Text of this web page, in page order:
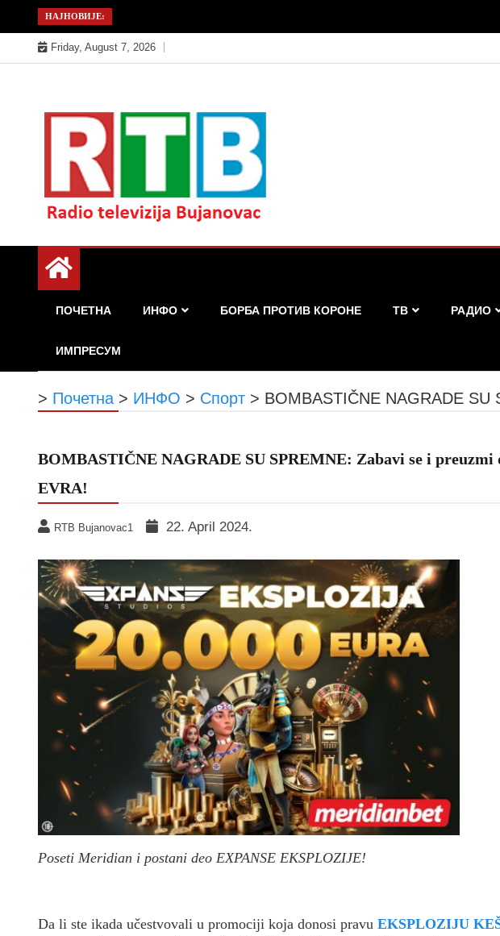
to
content
НАЈНОВИЈЕ:
Friday, August 7, 2026
РТБ Бујановац
ПОЧЕТНА ИНФО БОРБА ПРОТИВ КОРОНЕ ТВ РАДИО
ИМПРЕСУМ
> Почетна > ИНФО > Спорт > BOMBASTIČNE NAGRADE
BOMBASTIČNE NAGRADE SU SPREMNE: Zabavi se i preuzmi
EVRA!
RTB Bujanovac1 22. April 2024.
Poseti Meridian i postani deo EXPANSE EKSPLOZIJE!
Da li ste ikada učestvovali u promociji koja donosi pravu EKSPLOZIJU